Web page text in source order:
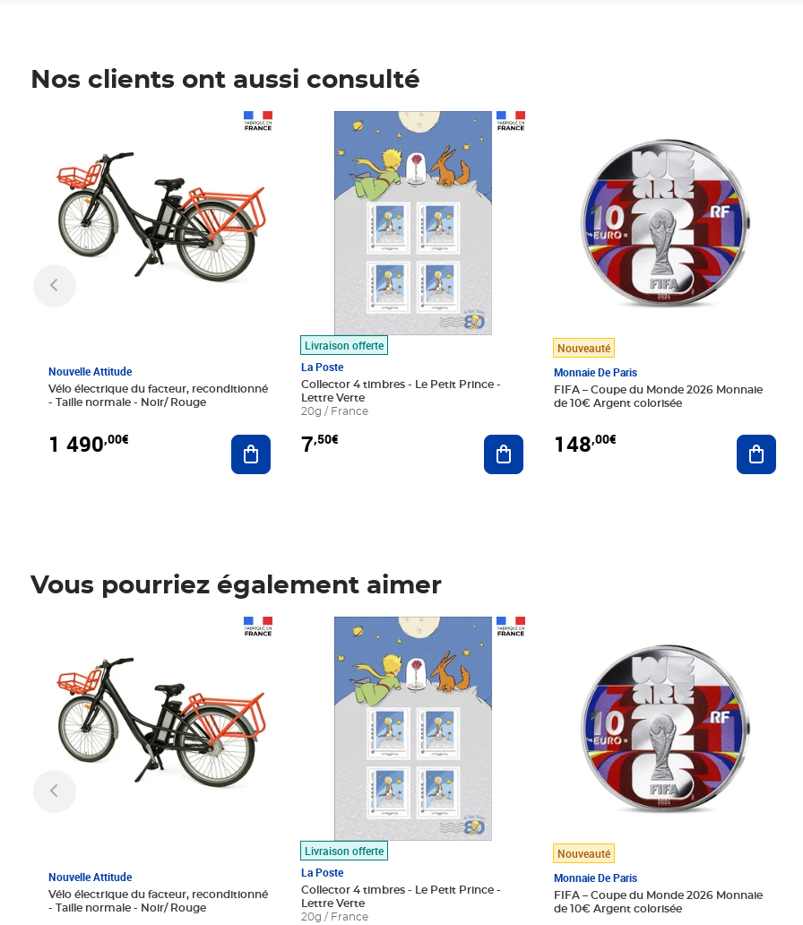
Nos clients ont aussi consulté
Nouvelle Attitude
Vélo électrique du facteur, reconditionné
- Taille normale - Noir/ Rouge
1 490,00€ Ajouter au panier
Livraison offerte
La Poste
Collector 4 timbres - Le Petit Prince -
Lettre Verte
20g / France
7,50€
Prix 7,50€
Ajouter au panier
Nouveauté
Monnaie De Paris
FIFA – Coupe du Monde 2026 Monnaie
de 10€ Argent colorisée
148,00€
Vous pourriez également aimer
Nouvelle Attitude
Vélo électrique du facteur, reconditionné
- Taille normale - Noir/ Rouge
Livraison offerte
La Poste
Collector 4 timbres - Le Petit Prince -
Lettre Verte
20g / France
Prix 7,50€
Nouveauté
Monnaie De Paris
FIFA – Coupe du Monde 2026 Monnaie
de 10€ Argent colorisée